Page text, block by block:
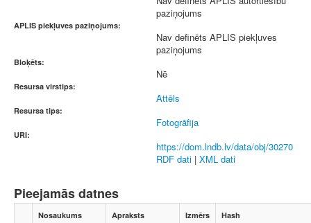
paziņojums
APLIS piekļuves paziņojums:
Nav definēts APLIS piekļuves
paziņojums
Bloķēts:
Nē
Resursa virstips:
Attēls
Resursa tips:
Fotogrāfija
URI:
https://dom.lndb.lv/data/obj/30270
RDF dati | XML dati
Pieejamās datnes
Nosaukums Apraksts Izmērs Hash